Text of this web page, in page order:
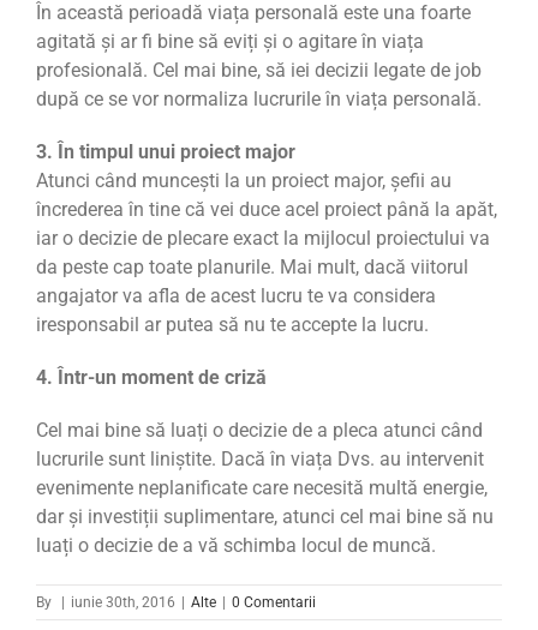
În această perioadă viața personală este una foarte
agitată și ar fi bine să eviți și o agitare în viața
profesională. Cel mai bine, să iei decizii legate de job
după ce se vor normaliza lucrurile în viața personală.
3. În timpul unui proiect major
Atunci când muncești la un proiect major, șefii au
încrederea în tine că vei duce acel proiect până la apăt,
iar o decizie de plecare exact la mijlocul proiectului va
da peste cap toate planurile. Mai mult, dacă viitorul
angajator va afla de acest lucru te va considera
iresponsabil ar putea să nu te accepte la lucru.
4. Într-un moment de criză
Cel mai bine să luați o decizie de a pleca atunci când
lucrurile sunt liniștite. Dacă în viața Dvs. au intervenit
evenimente neplanificate care necesită multă energie,
dar și investiții suplimentare, atunci cel mai bine să nu
luați o decizie de a vă schimba locul de muncă.
By iunie 30th, 2016 Alte 0 Comentarii